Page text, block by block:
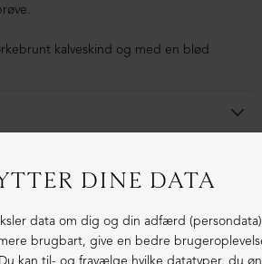
kalveskind og med en blød
i DK (pakkeshop)